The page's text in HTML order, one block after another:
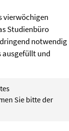
vierwöchigen
Studienbüro
notwendig
ausgefüllt und
Sie bitte der